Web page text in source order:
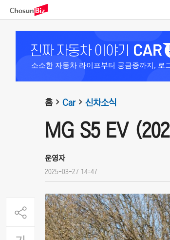
소소한 자동차 라이프부터 궁금증까지, 로
홈 Car 신차소식
MG S5 EV
운영자
2025-03-27 14:47